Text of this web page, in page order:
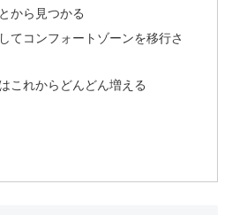
から見つかる
てコンフォートゾーンを移行さ
これからどんどん増える